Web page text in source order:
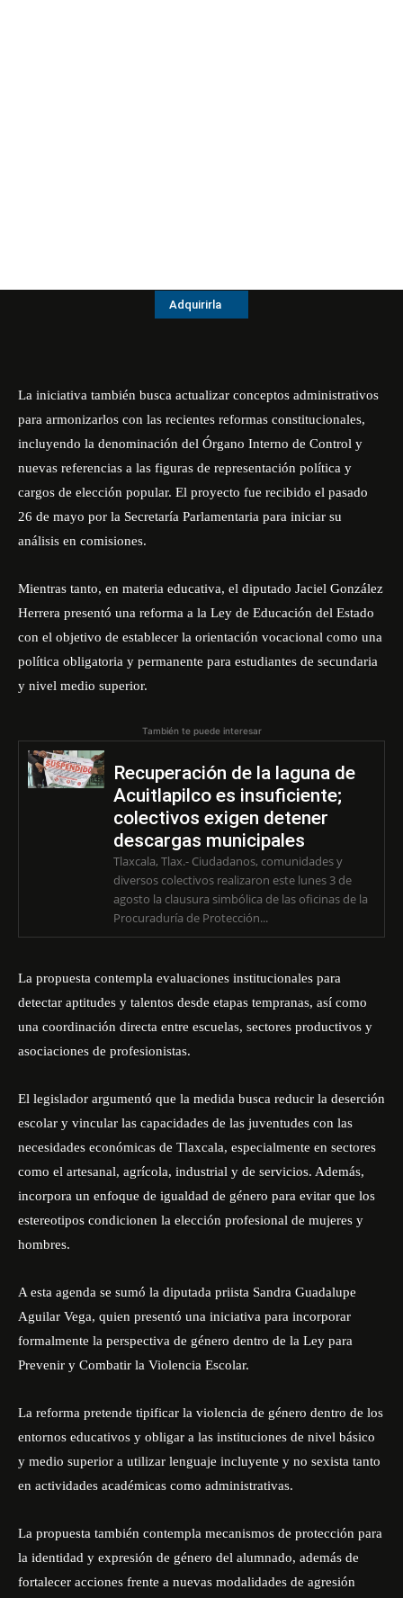
Adquirirla
La iniciativa también busca actualizar conceptos administrativos
para armonizarlos con las recientes reformas constitucionales,
incluyendo la denominación del Órgano Interno de Control y
nuevas referencias a las figuras de representación política y
cargos de elección popular. El proyecto fue recibido el pasado
26 de mayo por la Secretaría Parlamentaria para iniciar su
análisis en comisiones.
Mientras tanto, en materia educativa, el diputado Jaciel González
Herrera presentó una reforma a la Ley de Educación del Estado
con el objetivo de establecer la orientación vocacional como una
política obligatoria y permanente para estudiantes de secundaria
y nivel medio superior.
También te puede interesar
Recuperación de la laguna de
Acuitlapilco es insuficiente;
colectivos exigen detener
descargas municipales
Tlaxcala, Tlax.- Ciudadanos, comunidades y
diversos colectivos realizaron este lunes 3 de
agosto la clausura simbólica de las oficinas de la
Procuraduría de Protección...
La propuesta contempla evaluaciones institucionales para
detectar aptitudes y talentos desde etapas tempranas, así como
una coordinación directa entre escuelas, sectores productivos y
asociaciones de profesionistas.
El legislador argumentó que la medida busca reducir la deserción
escolar y vincular las capacidades de las juventudes con las
necesidades económicas de Tlaxcala, especialmente en sectores
como el artesanal, agrícola, industrial y de servicios. Además,
incorpora un enfoque de igualdad de género para evitar que los
estereotipos condicionen la elección profesional de mujeres y
hombres.
A esta agenda se sumó la diputada priista Sandra Guadalupe
Aguilar Vega, quien presentó una iniciativa para incorporar
formalmente la perspectiva de género dentro de la Ley para
Prevenir y Combatir la Violencia Escolar.
La reforma pretende tipificar la violencia de género dentro de los
entornos educativos y obligar a las instituciones de nivel básico
y medio superior a utilizar lenguaje incluyente y no sexista tanto
en actividades académicas como administrativas.
La propuesta también contempla mecanismos de protección para
la identidad y expresión de género del alumnado, además de
fortalecer acciones frente a nuevas modalidades de agresión